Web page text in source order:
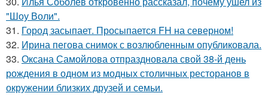
"Шоу Воли".
31. Город засыпает. Просыпается FH на северном!
32. Ирина пегова снимок с возлюбленным опубликовала.
33. Оксана Самойлова отпраздновала свой 38-й день
рождения в одном из модных столичных ресторанов в
окружении близких друзей и семьи.